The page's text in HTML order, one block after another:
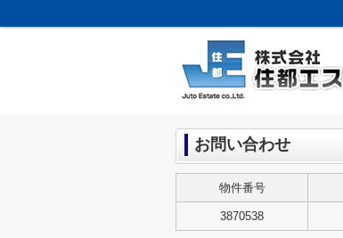
お問い合わせ
物件番号
3870538